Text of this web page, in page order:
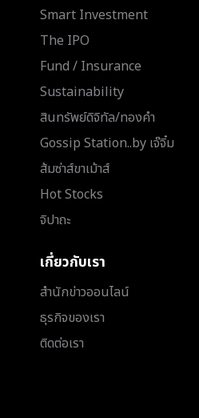
Smart Investment
The IPO
Fund / Insurance
Sustainability
สินทรัพย์ดิจิทัล/ทองคำ
Gossip Station..by เจ๊จิ๋ม
ส้มซ่าส์ขาเม้าส์
Hot Stocks
จิปาถะ
เกี่ยวกับเรา
สำนักข่าวออนไลน์
ธุรกิจของเรา
ติดต่อเรา